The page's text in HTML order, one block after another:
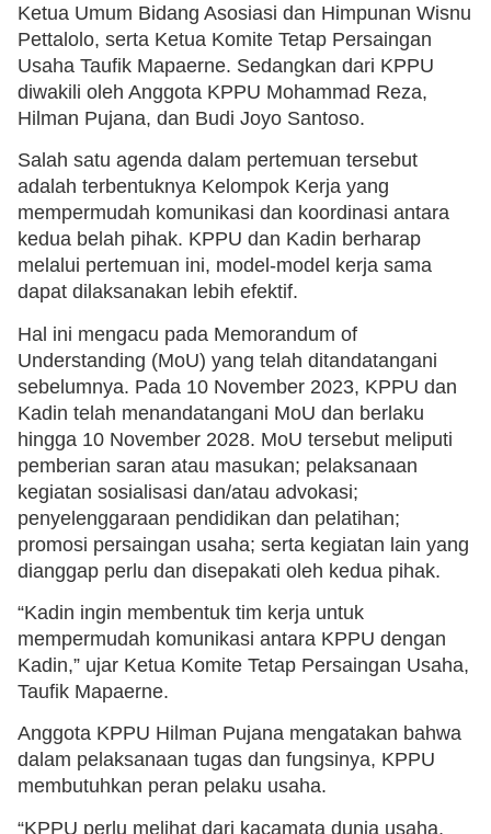
Ketua Umum Bidang Asosiasi dan Himpunan Wisnu
Pettalolo, serta Ketua Komite Tetap Persaingan
Usaha Taufik Mapaerne. Sedangkan dari KPPU
diwakili oleh Anggota KPPU Mohammad Reza,
Hilman Pujana, dan Budi Joyo Santoso.
Salah satu agenda dalam pertemuan tersebut
adalah terbentuknya Kelompok Kerja yang
mempermudah komunikasi dan koordinasi antara
kedua belah pihak. KPPU dan Kadin berharap
melalui pertemuan ini, model-model kerja sama
dapat dilaksanakan lebih efektif.
Hal ini mengacu pada Memorandum of
Understanding (MoU) yang telah ditandatangani
sebelumnya. Pada 10 November 2023, KPPU dan
Kadin telah menandatangani MoU dan berlaku
hingga 10 November 2028. MoU tersebut meliputi
pemberian saran atau masukan; pelaksanaan
kegiatan sosialisasi dan/atau advokasi;
penyelenggaraan pendidikan dan pelatihan;
promosi persaingan usaha; serta kegiatan lain yang
dianggap perlu dan disepakati oleh kedua pihak.
“Kadin ingin membentuk tim kerja untuk
mempermudah komunikasi antara KPPU dengan
Kadin,” ujar Ketua Komite Tetap Persaingan Usaha,
Taufik Mapaerne.
Anggota KPPU Hilman Pujana mengatakan bahwa
dalam pelaksanaan tugas dan fungsinya, KPPU
membutuhkan peran pelaku usaha.
“KPPU perlu melihat dari kacamata dunia usaha,